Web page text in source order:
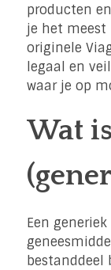
producten
je het
originele
legaal en
waar je op
Wat
Een
bestanddeel